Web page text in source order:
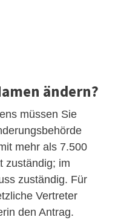
ändern?
müssen Sie
mehr als 7.500
zuständig; im
zuständig. Für
Vertreter
den Antrag.